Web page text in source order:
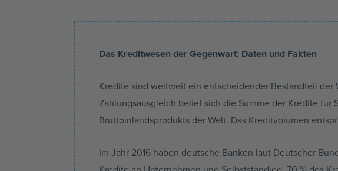
Das Kreditwesen der Gegenwart: Daten und Fakten
Kredite sind weltweit ein entscheidender Bestandteil
Zahlungsausgleich belief sich die Summe der Kredite für
Bruttoinlandsprodukts der Welt. Das Kreditvolumen
Im Jahr 2016 haben deutsche Banken laut Deutscher